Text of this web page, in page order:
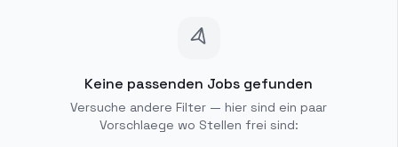
Keine passenden Jobs gefunden
Versuche andere Filter — hier sind ein paar
Vorschlaege wo Stellen frei sind: